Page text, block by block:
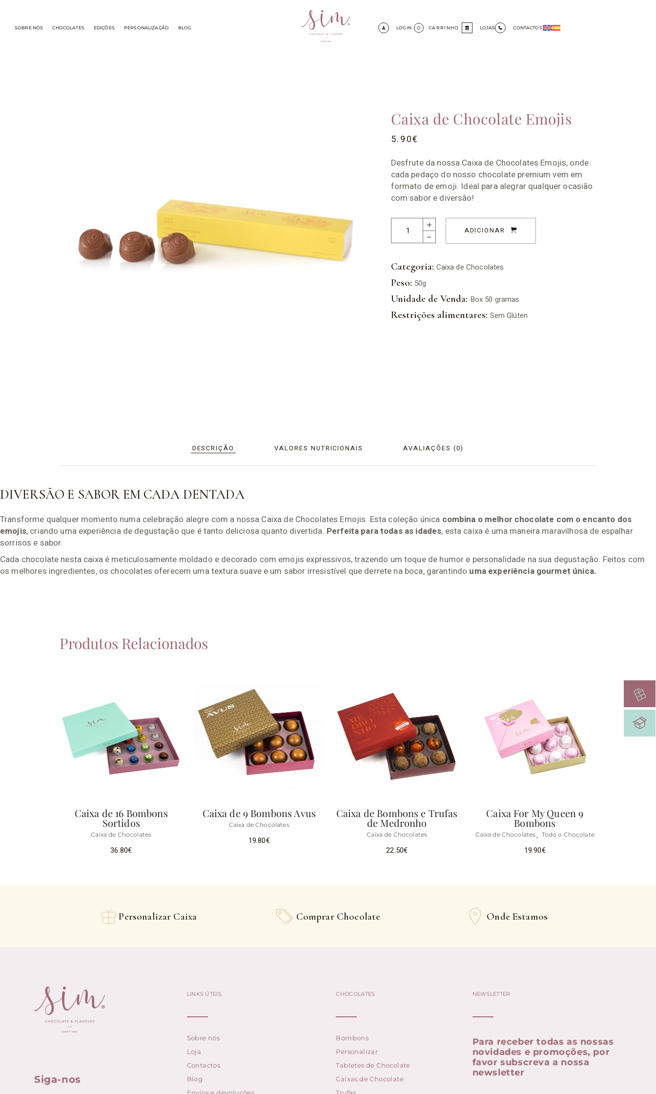
SOBRE NÓS CHOCOLATES EDIÇÕES PERSONALIZAÇÃO BLOG LOGIN CARRINHO
0 LOJAS CONTACTOS
Caixa de Chocolate Emojis
5.90€
Desfrute da nossa Caixa de Chocolates Emojis, onde
cada pedaço do nosso chocolate premium vem em
formato de emoji. Ideal para alegrar qualquer ocasião
com sabor e diversão!
ADICIONAR
Categoria: Caixa de Chocolates
Peso: 50g
Unidade de Venda: Box 50 gramas
Restrições alimentares: Sem Glúten
DESCRIÇÃO VALORES NUTRICIONAIS AVALIAÇÕES (0)
DIVERSÃO E SABOR EM CADA DENTADA
Transforme qualquer momento numa celebração alegre com a nossa Caixa de Chocolates Emojis. Esta coleção única combina o melhor chocolate com o encanto dos
emojis, criando uma experiência de degustação que é tanto deliciosa quanto divertida. Perfeita para todas as idades, esta caixa é uma maneira maravilhosa de espalhar
sorrisos e sabor.
Cada chocolate nesta caixa é meticulosamente moldado e decorado com emojis expressivos, trazendo um toque de humor e personalidade na sua degustação. Feitos com
os melhores ingredientes, os chocolates oferecem uma textura suave e um sabor irresistível que derrete na boca, garantindo uma experiência gourmet única.
Produtos Relacionados
Caixa de 16 Bombons
Sortidos
Caixa de Chocolates
36.80€
Caixa de 9 Bombons Avus
Caixa de Chocolates
19.80€
Caixa de Bombons e Trufas
de Medronho
Caixa de Chocolates
22.50€
Caixa For My Queen 9
Bombons
Caixa de Chocolates Todo o Chocolate
19.90€
Personalizar Caixa Comprar Chocolate Onde Estamos
Siga-nos
LINKS ÚTEIS
Sobre nós
Loja
Contactos
Blog
Envios e devoluções
CHOCOLATES
Bombons
Personalizar
Tabletes de Chocolate
Caixas de Chocolate
Trufas
NEWSLETTER
Para receber todas as nossas
novidades e promoções, por
favor subscreva a nossa
newsletter